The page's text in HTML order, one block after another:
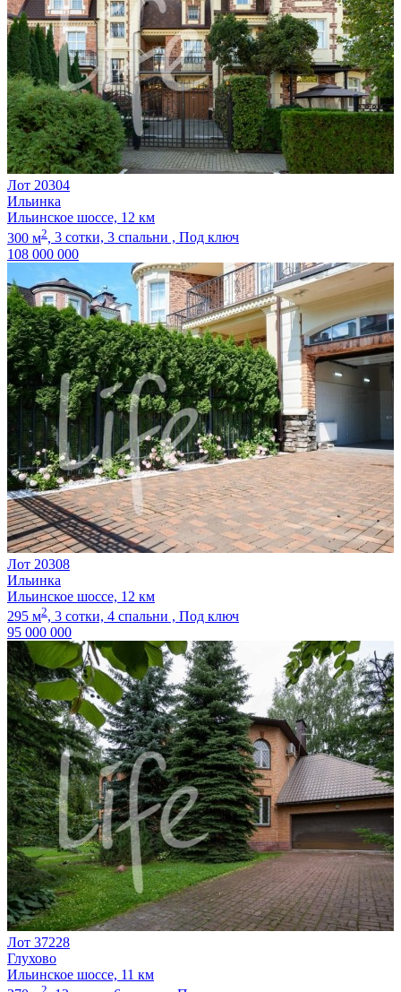
Лот 20304
Ильинка
Ильинское шоссе, 12 км
300 м2, 3 сотки, 3 спальни , Под ключ
108 000 000
Лот 20308
Ильинка
Ильинское шоссе, 12 км
295 м2, 3 сотки, 4 спальни , Под ключ
95 000 000
Лот 37228
Глухово
Ильинское шоссе, 11 км